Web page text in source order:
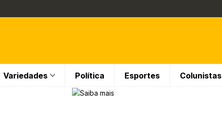
Variedades Política Esportes Colunistas